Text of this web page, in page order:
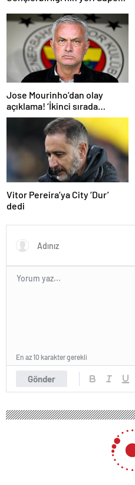
Jose Mourinho’dan olay
açıklama! ‘İkinci sırada
bitireceğiz’
Vitor Pereira’ya City ‘Dur’
dedi
Gönder
En az 10 karakter gerekli